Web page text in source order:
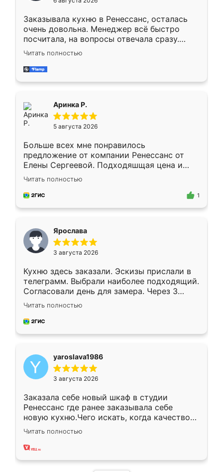
мебели буду заказывать только здесь.
Заказывала кухню в Ренессанс, осталась
очень довольна. Менеджер всё быстро
посчитала, на вопросы отвечала сразу.
Замерщик приехал в субботу, подошёл к
делу со всей ответственностью. Собрали
за день, ребята работали аккуратно, даже
Читать полностью
Аринка Р.
5 августа 2026
Больше всех мне понравилось
предложение от компании Ренессанс от
Елены Сергеевой. Подходяшщая цена и
короткие сроки изготовления. Приехавший
для замера сотрудник Владислав
предложил по моему эскизу самый
Читать полностью
1
Ярослава
3 августа 2026
Кухню здесь заказали. Эскизы прислали в
телеграмм. Выбрали наиболее подходящий.
Согласовали день для замера. Через 3
недели кухня была уже готова. Остались
довольны работой. Спасибо Ренессанс
мебель за качественную работу!
Читать полностью
yaroslava1986
3 августа 2026
Заказала себе новый шкаф в студии
Ренессанс где ранее заказывала себе
новую кухню.Чего искать, когда качеством
вполне довольна. Служит кухня уже почти
два года, нареканий нет.
Читать полностью